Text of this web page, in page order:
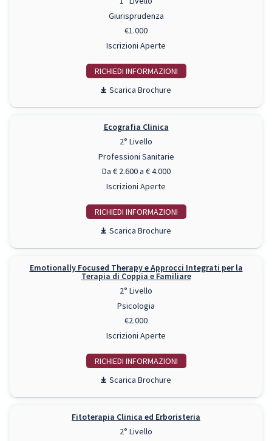
Giurisprudenza
€1.000
Iscrizioni Aperte
RICHIEDI INFO
Scarica Brochure
Ecografia Clinica
2° Livello
Professioni Sanitarie
Da € 2.600 a € 4.000
Iscrizioni Aperte
RICHIEDI INFO
Scarica Brochure
Emotionally Focused Therapy e Approcci Integrati per la
Terapia di Coppia e Familiare
2° Livello
Psicologia
€2.000
Iscrizioni Aperte
RICHIEDI INFO
Scarica Brochure
Fitoterapia Clinica ed Erboristeria
2° Livello